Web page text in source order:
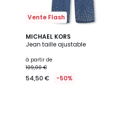
Vente Flash
MICHAEL KORS
Jean taille ajustable
à partir de
109,00 €
54,50 € -50%